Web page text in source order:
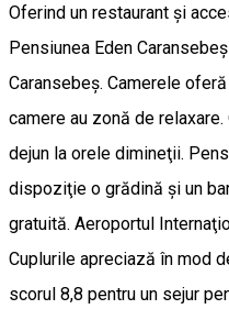
Oferind un restaurant şi
Pensiunea Eden
Caransebeş. Camerele
camere au zonă de
dejun la orele dimineţii.
dispoziţie o grădină şi un
gratuită. Aeroportul
Cuplurile apreciază în mod
scorul 8,8 pentru un sejur